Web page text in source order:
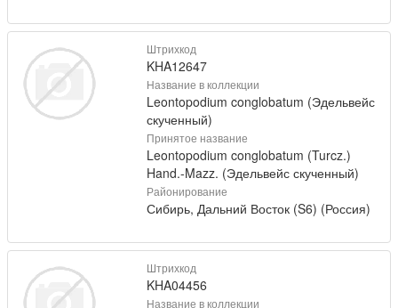
Штрихкод
KHA12647
Название в коллекции
Leontopodium conglobatum (Эдельвейс
скученный)
Принятое название
Leontopodium conglobatum (Turcz.)
Hand.-Mazz. (Эдельвейс скученный)
Районирование
Сибирь, Дальний Восток (S6) (Россия)
Штрихкод
KHA04456
Название в коллекции